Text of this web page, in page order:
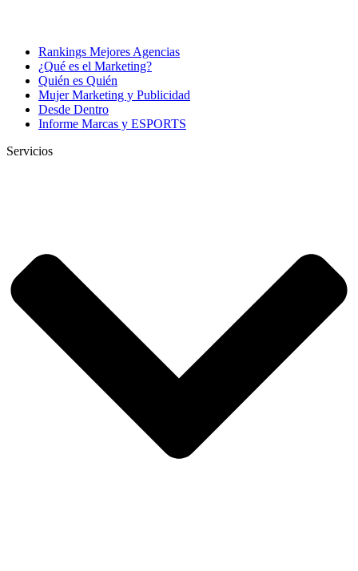
Rankings Mejores Agencias
¿Qué es el Marketing?
Quién es Quién
Mujer Marketing y Publicidad
Desde Dentro
Informe Marcas y ESPORTS
Servicios